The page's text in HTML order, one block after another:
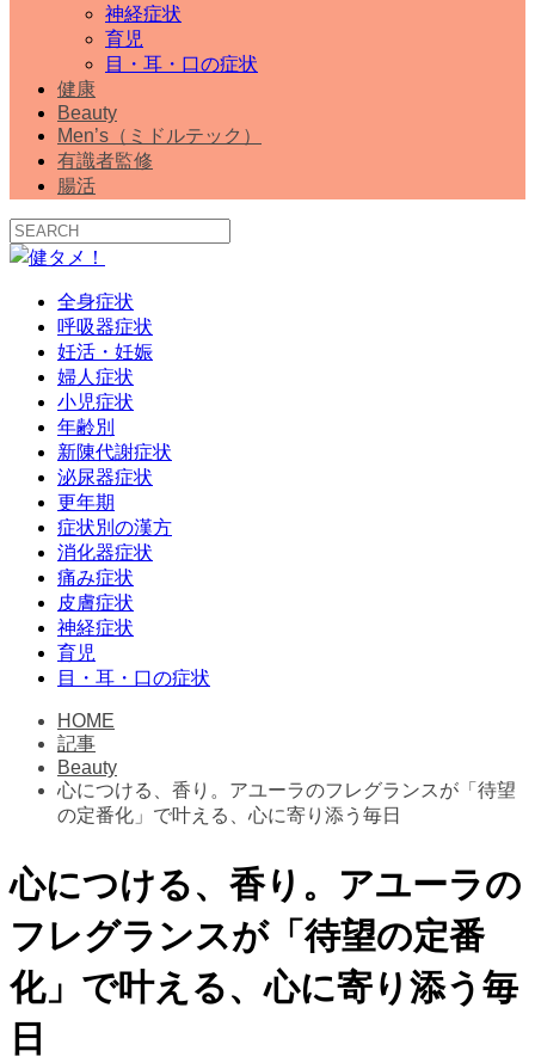
神経症状
育児
目・耳・口の症状
健康
Beauty
Men’s（ミドルテック）
有識者監修
腸活
全身症状
呼吸器症状
妊活・妊娠
婦人症状
小児症状
年齢別
新陳代謝症状
泌尿器症状
更年期
症状別の漢方
消化器症状
痛み症状
皮膚症状
神経症状
育児
目・耳・口の症状
HOME
記事
Beauty
心につける、香り。アユーラのフレグランスが「待望
の定番化」で叶える、心に寄り添う毎日
心につける、香り。アユーラの
フレグランスが「待望の定番
化」で叶える、心に寄り添う毎
日